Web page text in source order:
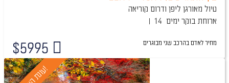
טיול מאורגן ליפן ודרום קוריאה
14 ימים ארוחת בוקר
$5995 מחיר לאדם בהרכב שני מבוגרים
!